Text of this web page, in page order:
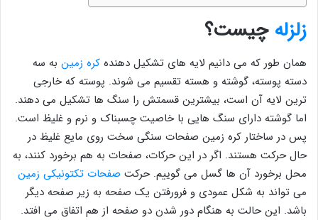
زلزله چیست؟
همان طور که می دانیم لایه های تشکیل دهنده کره زمین به سه
دسته پوسته، گوشته و هسته تقسیم می شوند. پوسته که خارجی
ترین لایه آن است، بیشترین قسمتش را سنگ ها تشکیل می دهند.
اما گوشته دارای سنگ هایی با خاصیت چسبناک و نرم و غلیظ است.
پس در ساختار کره زمین صفحات سنگی سخت روی مایع غلیظ در
حال حرکت هستند. اگر در این حرکات، صفحات به هم برخورد کنند، به
محل برخورد آن ها گسل می گوییم. حرکت صفحات تکتونیکی زمین
می تواند به شکل عمودی و فرورفتن یک صفحه به زیر صفحه دیگر
باشد. این حالت به هنگام دور شدن دو صفحه از هم اتفاق می افتد.